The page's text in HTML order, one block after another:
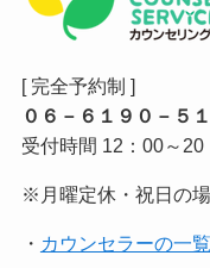
[ 完全予約制 ]
０６－６１９０－５
受付時間 12：00～20
※月曜定休・祝日の
・ カウンセラーの一